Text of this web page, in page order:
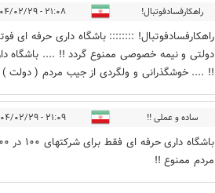
راهکارفسادفوتبال! ۲۱:۰۸ - ۱۴۰۴/۰۲/۲۹
راهکارفسادفوتبال! :::::::: باشگاه داری حرفه ای
دولتی و نیمه خصوصی ممنوع گردد !! .... باشگاه
!! .... خوشگذرانی و ولگردی از جیب مردم ( دولت )
ساده و عملی !! ۲۱:۰۹ - ۱۴۰۴/۰۲/۲۹
مردم ممنوع !!